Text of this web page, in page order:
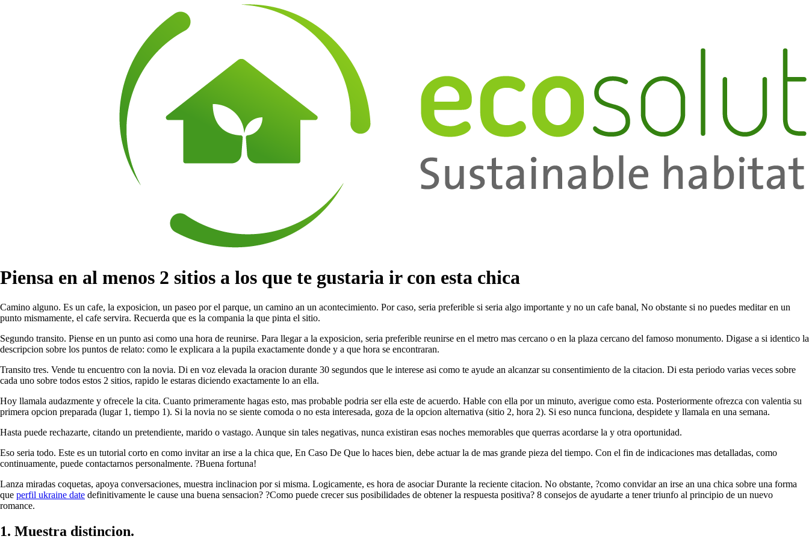
Piensa en al menos 2 sitios a los que te gustaria ir con esta chica
Camino alguno. Es un cafe, la exposicion, un paseo por el parque, un camino an un acontecimiento. Por caso, seri­a preferible si seri­a algo importante y no un cafe banal, No obstante si no puedes meditar en un
punto mismamente, el cafe servira. Recuerda que es la compania la que pinta el sitio.
Segundo transito. Piense en un punto asi­ como una hora de reunirse. Para llegar a la exposicion, seri­a preferible reunirse en el metro mas cercano o en la plaza cercano del famoso monumento. Digase a si identico la
descripcion sobre los puntos de relato: como le explicara a la pupila exactamente donde y a que hora se encontraran.
Transito tres. Vende tu encuentro con la novia. Di en voz elevada la oracion durante 30 segundos que le interese asi­ como te ayude an alcanzar su consentimiento de la citacion. Di esta periodo varias veces sobre
cada uno sobre todos estos 2 sitios, rapido le estaras diciendo exactamente lo an ella.
Hoy llamala audazmente y ofrecele la cita. Cuanto primeramente hagas esto, mas probable podri­a ser ella este de acuerdo. Hable con ella por un minuto, averigue como esta. Posteriormente ofrezca con valentia su
primera opcion preparada (lugar 1, tiempo 1). Si la novia no se siente comoda o no esta interesada, goza de la opcion alternativa (sitio 2, hora 2). Si eso nunca funciona, despidete y llamala en una semana.
Hasta puede rechazarte, citando un pretendiente, marido o vastago. Aunque sin tales negativas, nunca existiran esas noches memorables que querras acordarse la y otra oportunidad.
Eso seri­a todo. Este es un tutorial corto en como invitar an irse a la chica que, En Caso De Que lo haces bien, debe actuar la de mas grande pieza del tiempo. Con el fin de indicaciones mas detalladas, como
continuamente, puede contactarnos personalmente. ?Buena fortuna!
Lanza miradas coquetas, apoya conversaciones, muestra inclinacion por si misma. Logicamente, es hora de asociar Durante la reciente citacion. No obstante, ?como convidar an irse an una chica sobre una forma
que perfil ukraine date definitivamente le cause una buena sensacion? ?Como puede crecer sus posibilidades de obtener la respuesta positiva? 8 consejos de ayudarte a tener triunfo al principio de un nuevo
romance.
1. Muestra distincion.